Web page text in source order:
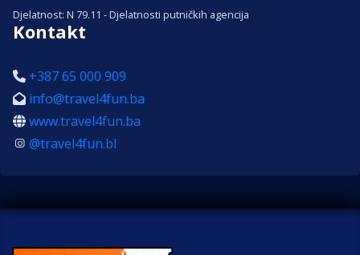
Djelatnost: N 79.11 - Djelatnosti putničkih agencija
Kontakt
+387 65 000 909
info@travel4fun.ba
www.travel4fun.ba
@travel4fun.bl